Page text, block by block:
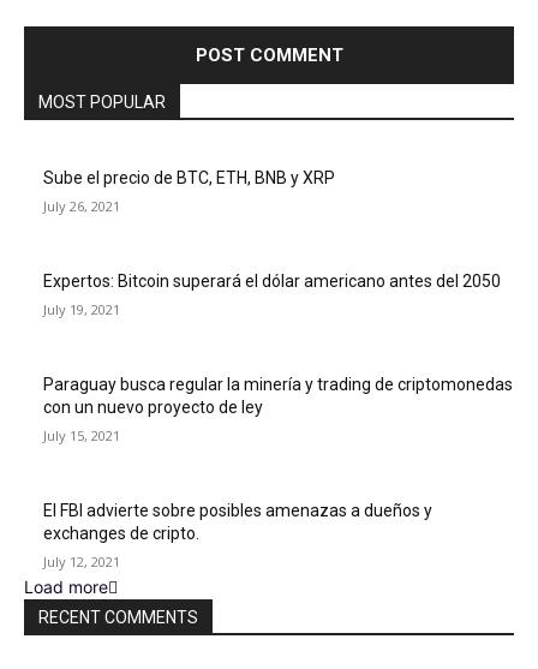
MOST POPULAR
Sube el precio de BTC, ETH, BNB y XRP
July 26, 2021
Expertos: Bitcoin superará el dólar americano antes del 2050
July 19, 2021
Paraguay busca regular la minería y trading de criptomonedas
con un nuevo proyecto de ley
July 15, 2021
El FBI advierte sobre posibles amenazas a dueños y
exchanges de cripto.
July 12, 2021
Load more
RECENT COMMENTS